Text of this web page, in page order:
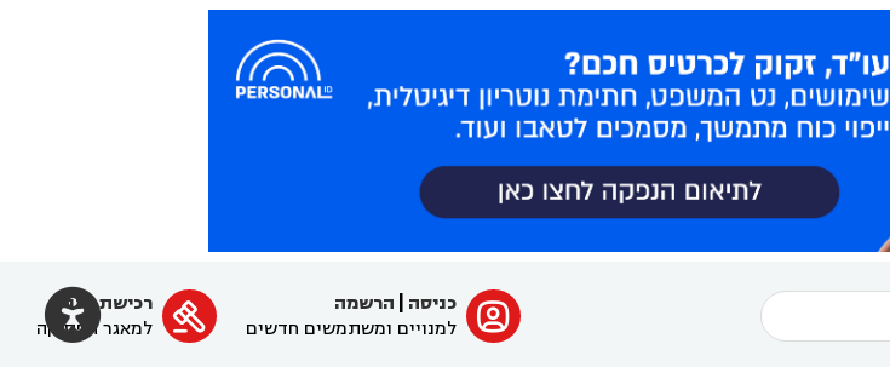
 ﱐ כניסה
הרשמה
למנויים ומשתמשים חדשים

רכישת מנוי
למאגר הפסיקה